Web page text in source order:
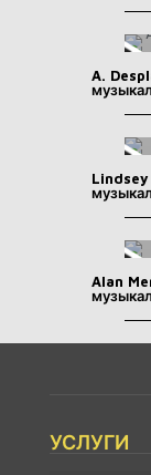
A.
Alan
УСЛУГИ